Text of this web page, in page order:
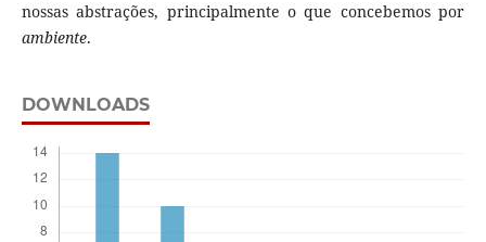
nossas abstrações, principalmente o que concebemos por
ambiente.
DOWNLOADS